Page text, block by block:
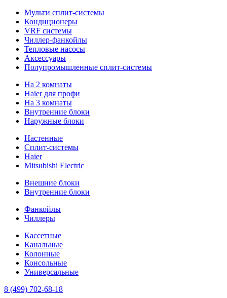
Мульти сплит-системы
Кондиционеры
VRF системы
Чиллер-фанкойлы
Тепловые насосы
Аксессуары
Полупромышленные сплит-системы
На 2 комнаты
Haier для профи
На 3 комнаты
Внутренние блоки
Наружные блоки
Настенные
Сплит-системы
Haier
Mitsubishi Electric
Внешние блоки
Внутренние блоки
Фанкойлы
Чиллеры
Кассетные
Канальные
Колонные
Консольные
Универсальные
8 (499) 702-68-18